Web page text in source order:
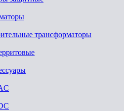
трансформаторы